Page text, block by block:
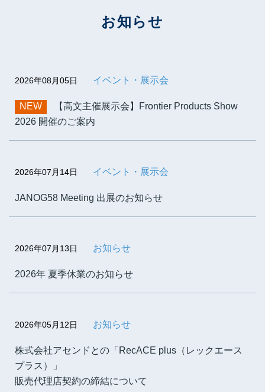
お知らせ
2026年08月05日 イベント・展示会
NEW
【高文主催展示会】Frontier Products Show
2026 開催のご案内
2026年07月14日 イベント・展示会
JANOG58 Meeting 出展のお知らせ
2026年07月13日 お知らせ
2026年 夏季休業のお知らせ
2026年05月12日 お知らせ
株式会社アセンドとの「RecACE plus（レックエース
プラス）」
販売代理店契約の締結について